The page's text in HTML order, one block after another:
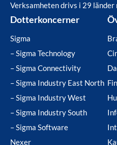
Verksamheten drivs i 29 länder
Dotterkoncerner
Sigma
– Sigma Technology
– Sigma Connectivity
– Sigma Industry East North
– Sigma Industry West
– Sigma Industry South
– Sigma Software
Nexer